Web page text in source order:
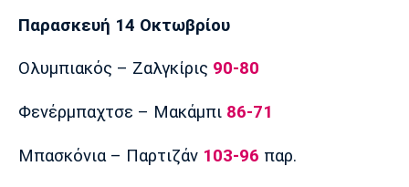
Παρασκευή 14 Οκτωβρίου
Ολυμπιακός – Ζαλγκίρις 90-80
Φενέρμπαχτσε – Μακάμπι 86-71
Μπασκόνια – Παρτιζάν 103-96 παρ.